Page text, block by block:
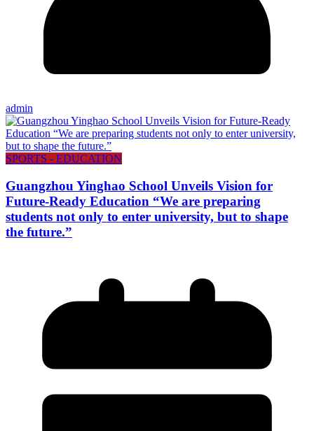
admin
SPORTS - EDUCATION
Guangzhou Yinghao School Unveils Vision for
Future-Ready Education “We are preparing
students not only to enter university, but to shape
the future.”